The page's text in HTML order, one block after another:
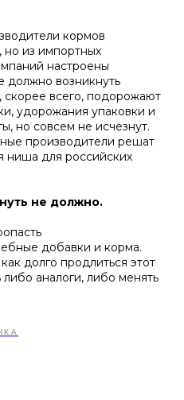
кормов
но из импортных
настроены
должно возникнуть
всего, подорожают
удорожания упаковки и
но совсем не исчезнут.
производители решат
ниша для российских
не должно.
добавки и корма.
долго продлиться этот
аналоги, либо менять